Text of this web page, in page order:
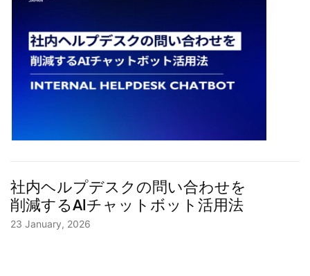
社内ヘルプデスクの問い合わせを
削減するAIチャットボット活用法
23 January, 2026